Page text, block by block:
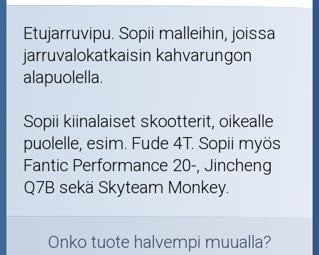
Etujarruvipu. Sopii malleihin, joissa
jarruvalokatkaisin kahvarungon
alapuolella.
Sopii kiinalaiset skootterit, oikealle
puolelle, esim. Fude 4T. Sopii myös
Fantic Performance 20-, Jincheng
Q7B sekä Skyteam Monkey.
Onko tuote halvempi muualla?